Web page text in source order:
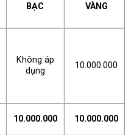
BẠC VÀNG
Không áp
dụng
10.000.000
10.000.000 10.000.000